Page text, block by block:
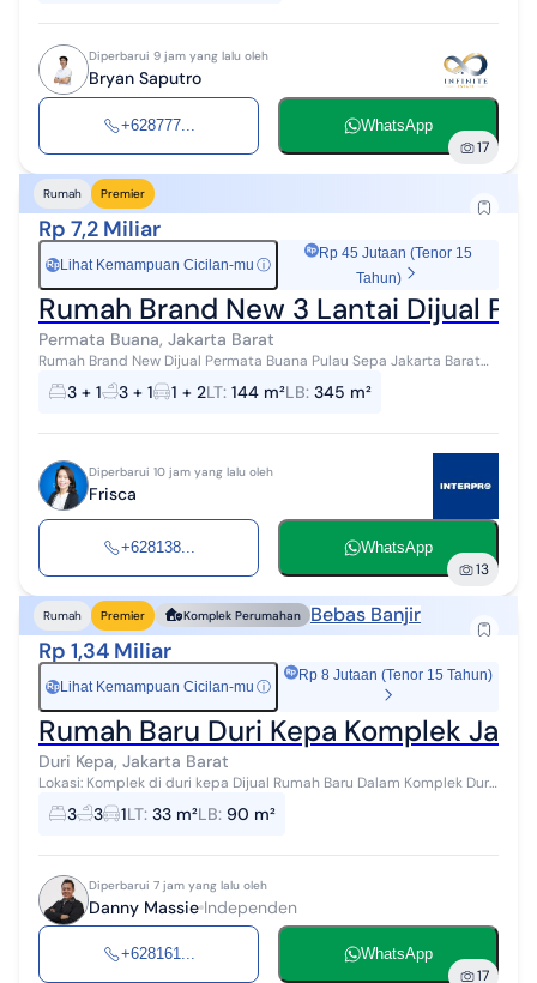
Diperbarui 9 jam yang lalu oleh
Bryan Saputro
+628777... WhatsApp
17
Rumah Premier
Rp 7,2 Miliar
RpLihat Kemampuan Cicilan-mu ⓘ
Rp 45 Jutaan (Tenor 15
Tahun)
Rumah Brand New 3 Lantai Dijual
Permata Buana, Jakarta Barat
Rumah Brand New Dijual Permata Buana Pulau Sepa Jakarta Barat
Luas tanah 144 m2 Dimensi 8 x 18 Luas bangunan 345 m2 Kamar
tidur 3+1 Kamar mandi 3...
3 + 1 3 + 1 1 + 2LT: 144 m²LB: 345 m²
Diperbarui 10 jam yang lalu oleh
Frisca
+628138... WhatsApp
13
Rumah Premier Komplek Perumahan Bebas Banjir
Rp 1,34 Miliar
RpLihat Kemampuan Cicilan-mu ⓘ
Rp 8 Jutaan (Tenor 15 Tahun)
Rumah Baru Duri Kepa Komplek
Duri Kepa, Jakarta Barat
Lokasi: Komplek di duri kepa Dijual Rumah Baru Dalam Komplek Duri
Kepa Tipe B LT 3x11 Rp 1.349 M NEGO posisi badan hadap barat SHM
IMB KPR kam...
3 3 1LT: 33 m²LB: 90 m²
Diperbarui 7 jam yang lalu oleh
Danny Massie Independen
+628161... WhatsApp
17